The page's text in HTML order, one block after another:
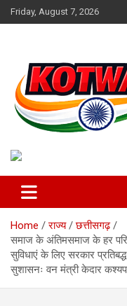
Skip
to
Friday, August 7, 2026
kotwar.in
Home राज्य
छत्तीसगढ़
समाज के अंतिमसमाज के हर
सुविधाएं के लिए सरकार
सुशासनः वन मंत्री केदार